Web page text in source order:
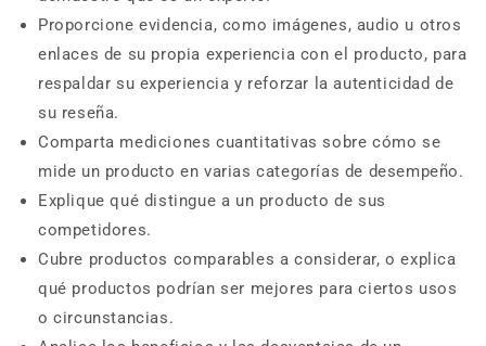
Proporcione evidencia, como imágenes, audio u otros
enlaces de su propia experiencia con el producto, para
respaldar su experiencia y reforzar la autenticidad de
su reseña.
Comparta mediciones cuantitativas sobre cómo se
mide un producto en varias categorías de desempeño.
Explique qué distingue a un producto de sus
competidores.
Cubre productos comparables a considerar, o explica
qué productos podrían ser mejores para ciertos usos
o circunstancias.